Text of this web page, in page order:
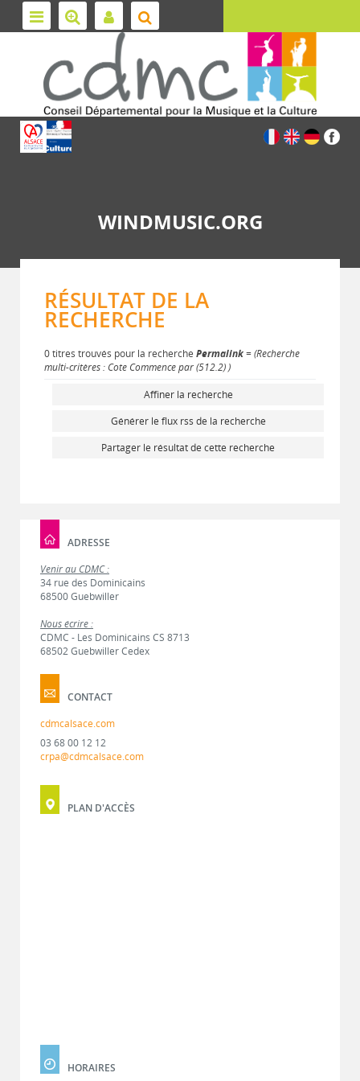
WINDMUSIC.ORG
RÉSULTAT DE LA
RECHERCHE
0 titres trouvés pour la recherche Permalink= (Recherche
multi-critères : Cote Commence par (512.2) )
Affiner la recherche
Générer le flux rss de la recherche
Partager le résultat de cette recherche
ADRESSE
Venir au CDMC :
34 rue des Dominicains
68500 Guebwiller
Nous écrire :
CDMC - Les Dominicains CS 8713
68502 Guebwiller Cedex
CONTACT
cdmcalsace.com
03 68 00 12 12
crpa@cdmcalsace.com
PLAN D'ACCÈS
HORAIRES